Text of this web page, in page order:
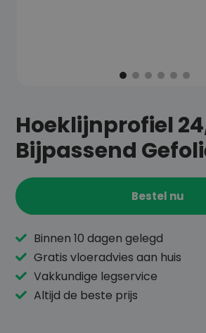
Hoeklijnprofiel
Bijpassend
Bestel nu
Binnen 10 dagen gelegd
Gratis vloeradvies aan huis
Vakkundige legservice
Altijd de beste prijs